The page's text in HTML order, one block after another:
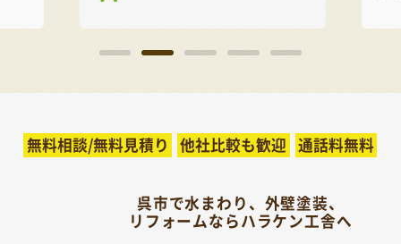
無料相談/無料見積り 他社比較も歓迎 通話料無料
呉市で水まわり、外壁塗装、
リフォームならハラケン工舎へ